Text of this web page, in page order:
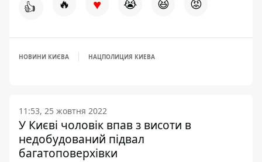
👍 🔥 ♥ 😭 😆 😡
НОВИНИ КИЄВА НАЦПОЛИЦИЯ КИЕВА
11:53, 25 жовтня 2022
У Києві чоловік впав з висоти в
недобудований підвал
багатоповерхівки